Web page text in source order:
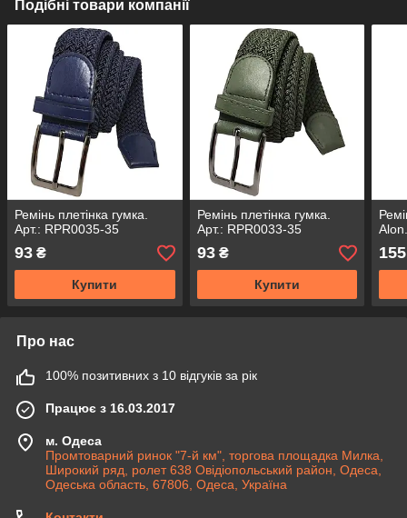
Подібні товари компанії
Ремінь плетінка гумка.
Арт.: RPR0035-35
93 ₴
Купити
Ремінь плетінка гумка.
Арт.: RPR0033-35
93₴
Купити
155
Про нас
100% позитивних з 10 відгуків за рік
Працює з 16.03.2017
м. Одеса
Промтоварний ринок "7-й км", торгова площадка Милка,
Широкий ряд, ролет 638 Овідіопольський район, Одеса,
Одеська область, 67806, Одеса, Україна